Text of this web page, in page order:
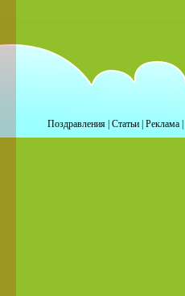
Поздравления| Статьи| Реклама|